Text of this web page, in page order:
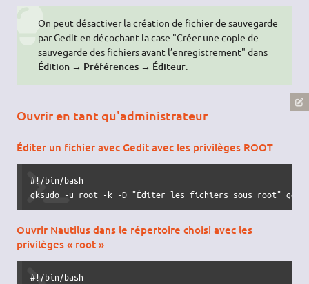
On peut désactiver la création de fichier de sauvegarde
par Gedit en décochant la case "Créer une copie de
sauvegarde des fichiers avant l’enregistrement" dans
Édition → Préférences → Éditeur.
Ouvrir en tant qu'administrateur
Éditer un fichier avec Gedit avec les privilèges ROOT
#!/bin/bash
gksudo -u root -k -D "Éditer les fichiers sous root"
Ouvrir Nautilus dans le répertoire choisi avec les
privilèges « root »
#!/bin/bash